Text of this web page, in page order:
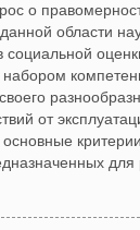
о
области
от
для